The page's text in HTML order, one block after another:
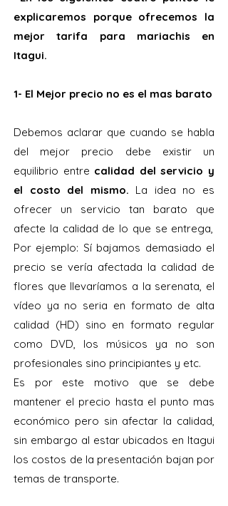
explicaremos porque ofrecemos la
mejor tarifa para mariachis en
Itagui.
1- El Mejor precio no es el mas barato
Debemos aclarar que cuando se habla
del mejor precio debe existir un
equilibrio entre calidad del servicio y
el costo del mismo. La idea no es
ofrecer un servicio tan barato que
afecte la calidad de lo que se entrega,
Por ejemplo: Sí bajamos demasiado el
precio se vería afectada la calidad de
flores que llevaríamos a la serenata, el
vídeo ya no seria en formato de alta
calidad (HD) sino en formato regular
como DVD, los músicos ya no son
profesionales sino principiantes y etc.
Es por este motivo que se debe
mantener el precio hasta el punto mas
económico pero sin afectar la calidad,
sin embargo al estar ubicados en Itagui
los costos de la presentación bajan por
temas de transporte.